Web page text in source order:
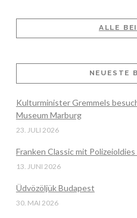
VIEW
ALLE
NEUESTE
Kulturminister Gremmels
Museum Marburg
23. JULI 2026
Franken Classic mit
13. JUNI 2026
Üdvözöljük Budapest
30. MAI 2026